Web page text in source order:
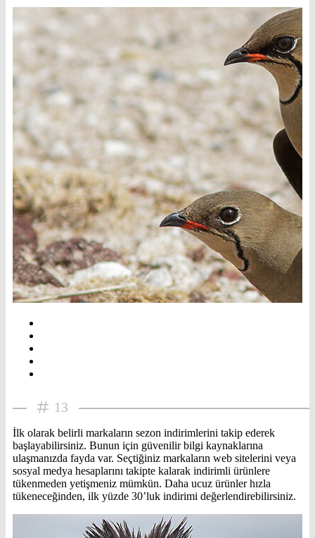
13
İlk olarak belirli markaların sezon indirimlerini takip ederek
başlayabilirsiniz. Bunun için güvenilir bilgi kaynaklarına
ulaşmanızda fayda var. Seçtiğiniz markaların web sitelerini veya
sosyal medya hesaplarını takipte kalarak indirimli ürünlere
tükenmeden yetişmeniz mümkün. Daha ucuz ürünler hızla
tükeneceğinden, ilk yüzde 30’luk indirimi değerlendirebilirsiniz.